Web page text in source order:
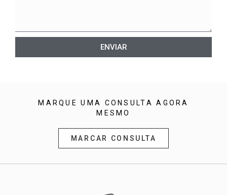
ENVIAR
MARQUE UMA CONSULTA AGORA
MESMO
MARCAR CONSULTA